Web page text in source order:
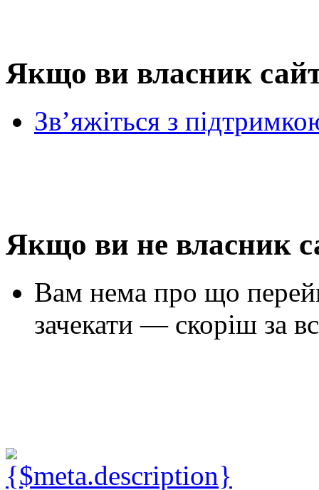
Якщо ви власник
Зв’яжіться з
Якщо ви не власник
Вам нема про що
зачекати — скоріш за